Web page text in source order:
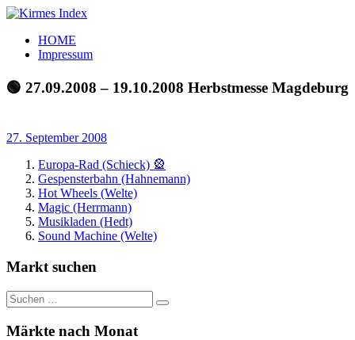
Zum
springen
Kirmes
Index
Tourpläne
der
letzten
HOME
Impressum
🟢 27.09.2008 – 19.10.2008 Herbstmesse Magdeburg
27. September 2008
Europa-Rad (Schieck) 🎡
Gespensterbahn (Hahnemann)
Hot Wheels (Welte)
Magic (Herrmann)
Musikladen (Hedt)
Sound Machine (Welte)
Markt suchen
Suchen
nach:
Suchen
Märkte nach Monat